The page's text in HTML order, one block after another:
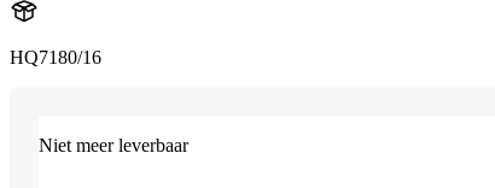
HQ7180/16
Niet meer leverbaar